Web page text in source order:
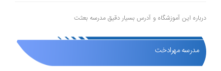
درباره این آموزشگاه و آدرس بسیار دقیق مدرسه بعثت
مدرسه مهرادخت